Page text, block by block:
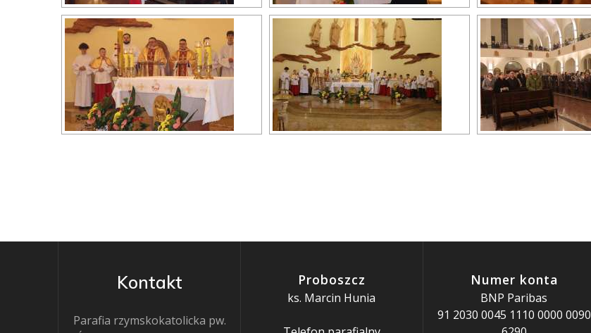
Kontakt
Parafia rzymskokatolicka pw.
Proboszcz
ks. Marcin Hunia
Numer konta
BNP Paribas
91 2030 0045 1110 0000 0090